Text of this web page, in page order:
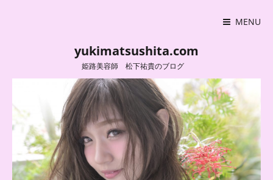
MENU
yukimatsushita.com
姫路美容師 松下祐貴のブログ